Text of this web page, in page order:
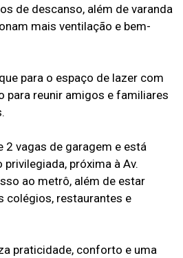
de descanso, além de varanda
mais ventilação e bem-
para o espaço de lazer com
para reunir amigos e familiares
2 vagas de garagem e está
próxima à Av.
ao metrô, além de estar
colégios, restaurantes e
praticidade, conforto e uma